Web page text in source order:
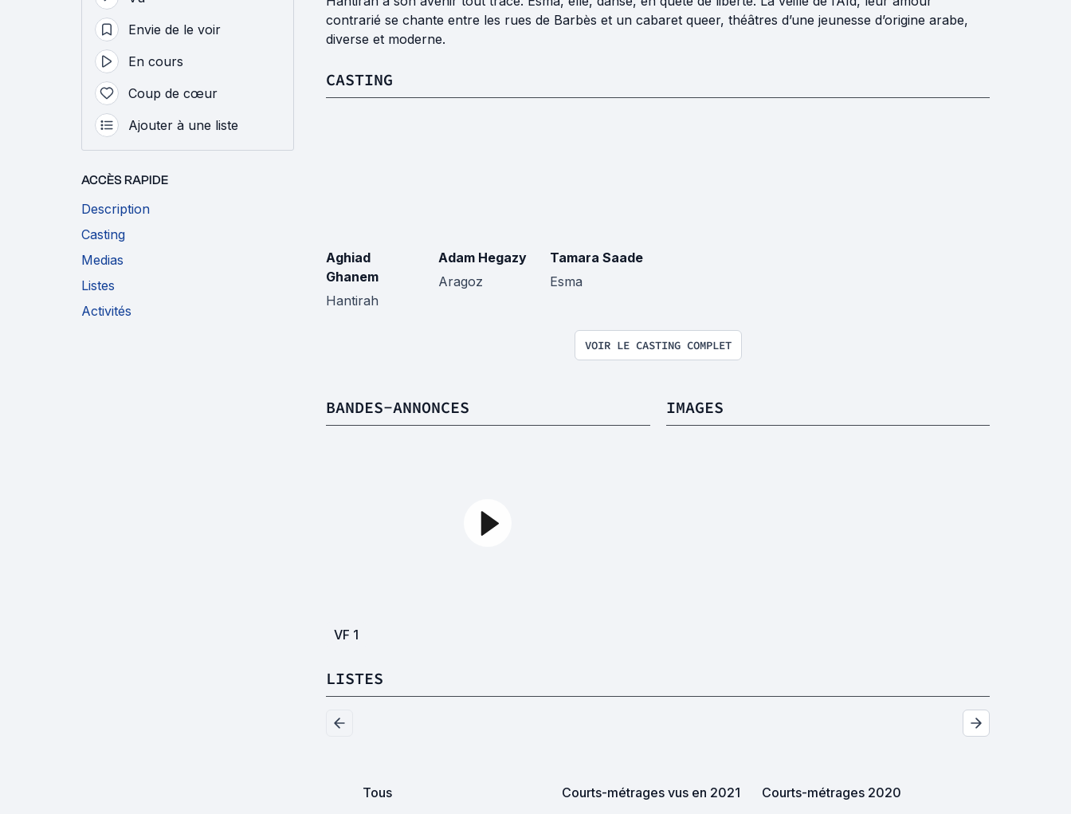
Envie de le voir
En cours
Coup de cœur
Ajouter à une liste
ACCÈS RAPIDE
Description
Casting
Medias
Listes
Activités
contrarié se chante entre les rues de Barbès et un cabaret queer, théâtres d’une jeunesse d’origine arabe,
diverse et moderne.
CASTING
Aghiad
Ghanem
Hantirah
Adam Hegazy
Aragoz
Tamara Saade
Esma
VOIR LE CASTING COMPLET
BANDES-ANNONCES
VF 1
IMAGES
LISTES
Tous Courts-métrages vus en 2021 Courts-métrages 2020